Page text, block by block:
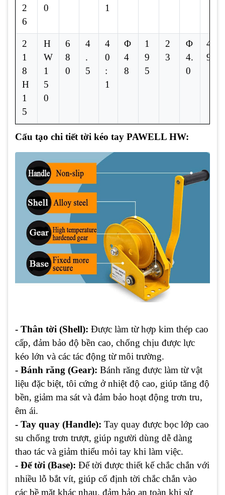
2
6
0
1
2
1
8
H
1
5
H
W
1
5
0
6
8
0
4
.
5
4
0
:
1
Φ
4
8
1
9
5
2
3
Φ
4.
0
4.
9
Cấu tạo chi tiết tời kéo tay PAWELL HW:
- Thân tời (Shell): Được làm từ hợp kim thép cao
cấp, đảm bảo độ bền cao, chống chịu được lực
kéo lớn và các tác động từ môi trường.
- Bánh răng (Gear): Bánh răng được làm từ vật
liệu đặc biệt, tôi cứng ở nhiệt độ cao, giúp tăng độ
bền, giảm ma sát và đảm bảo hoạt động trơn tru,
êm ái.
- Tay quay (Handle): Tay quay được bọc lớp cao
su chống trơn trượt, giúp người dùng dễ dàng
thao tác và giảm thiểu mỏi tay khi làm việc.
- Đế tời (Base): Đế tời được thiết kế chắc chắn với
nhiều lỗ bắt vít, giúp cố định tời chắc chắn vào
các bề mặt khác nhau, đảm bảo an toàn khi sử